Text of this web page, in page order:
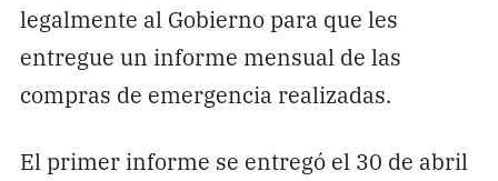
legalmente al Gobierno para que les
entregue un informe mensual de las
compras de emergencia realizadas.
El primer informe se entregó el 30 de abril